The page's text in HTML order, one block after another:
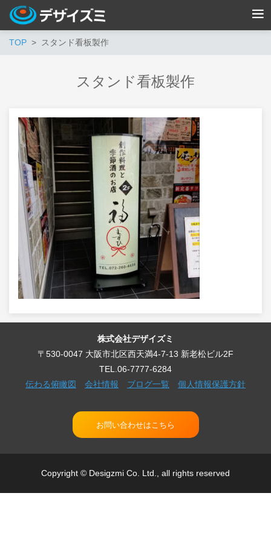
TOP スタンド看板製作
スタンド看板製作
株式会社デザイズミ
〒530-0047 大阪市北区西天満4-7-13 新老松ビル2F
TEL.06-7777-6284
伝わる俯瞰図
会社情報 ブログ一覧 個人情報保護方針
お問い合わせはこちら
Copyright © Desigzmi Co. Ltd., all rights reserved